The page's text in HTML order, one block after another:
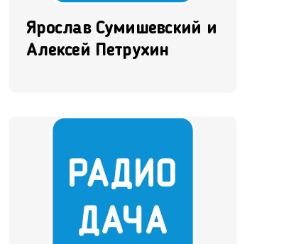
Ярослав Сумишевский и
Алексей Петрухин